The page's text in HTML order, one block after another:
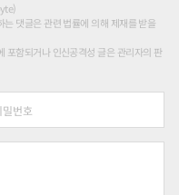
댓글은 관련 법률에 의해 제재를 받을
포함되거나 인신공격성 글은 관리자의 판